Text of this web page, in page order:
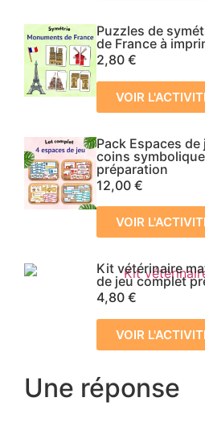
Puzzles de
de France à
2,80 €
VOIR
Pack Espaces
coins
préparation
12,00 €
VOIR
Kit vétérinaire
de jeu complet
4,80 €
VOIR
Une réponse